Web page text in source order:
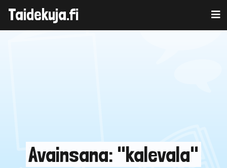
Skip
Taidekuja.fi
Avainsana: "kalevala"